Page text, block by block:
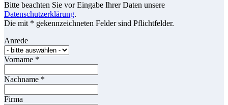
Bitte beachten Sie vor Eingabe Ihrer Daten unsere
Datenschutzerklärung.
Die mit * gekennzeichneten Felder sind Pflichtfelder.
Anrede
Vorname *
Nachname *
Firma